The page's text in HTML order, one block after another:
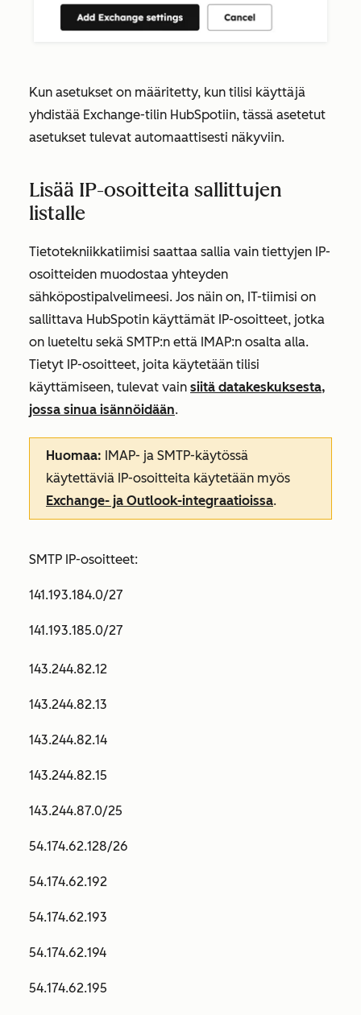
Kun asetukset on määritetty, kun tilisi käyttäjä
yhdistää Exchange-tilin HubSpotiin, tässä asetetut
asetukset tulevat automaattisesti näkyviin.
Lisää IP-osoitteita sallittujen
listalle
Tietotekniikkatiimisi saattaa sallia vain tiettyjen IP-
osoitteiden muodostaa yhteyden
sähköpostipalvelimeesi. Jos näin on, IT-tiimisi on
sallittava HubSpotin käyttämät IP-osoitteet, jotka
on lueteltu sekä SMTP:n että IMAP:n osalta alla.
Tietyt IP-osoitteet, joita käytetään tilisi
käyttämiseen, tulevat vain siitä datakeskuksesta,
jossa sinua isännöidään.
Huomaa: IMAP- ja SMTP-käytössä
käytettäviä IP-osoitteita käytetään myös
Exchange- ja Outlook-integraatioissa.
SMTP IP-osoitteet:
141.193.184.0/27
141.193.185.0/27
143.244.82.12
143.244.82.13
143.244.82.14
143.244.82.15
143.244.87.0/25
54.174.62.128/26
54.174.62.192
54.174.62.193
54.174.62.194
54.174.62.195